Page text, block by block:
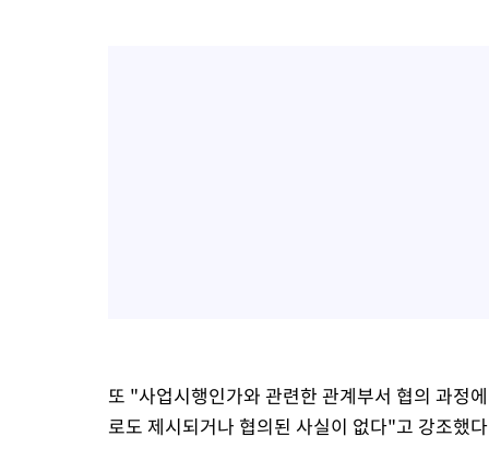
또 "사업시행인가와 관련한 관계부서 협의 과정
로도 제시되거나 협의된 사실이 없다"고 강조했